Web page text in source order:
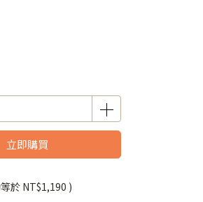
立即購買
於 NT$1,190 )